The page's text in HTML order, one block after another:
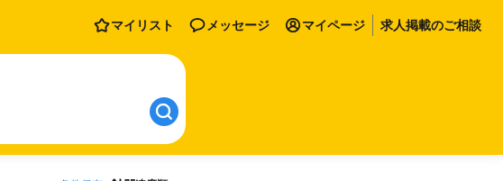
マイリスト メッセージ マイページ 求人掲載のご相談